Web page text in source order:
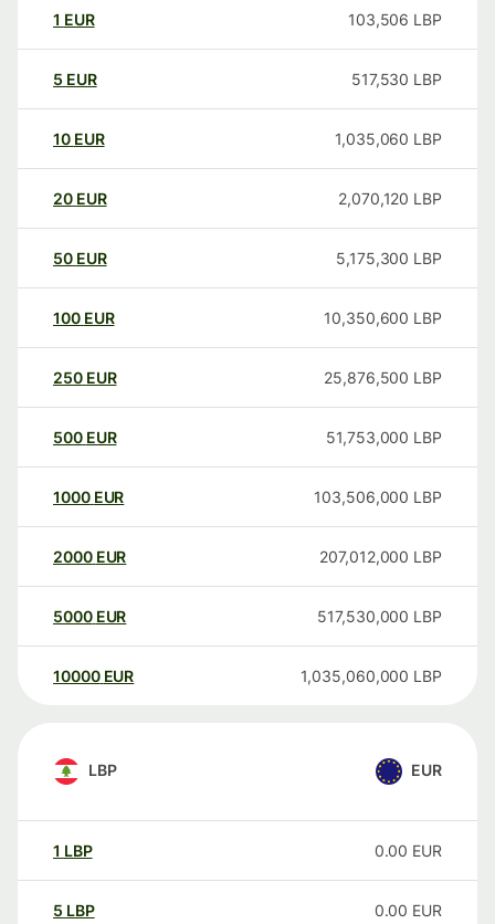
1 EUR 103,506 LBP
5 EUR 517,530 LBP
10 EUR 1,035,060 LBP
20 EUR 2,070,120 LBP
50 EUR 5,175,300 LBP
100 EUR 10,350,600 LBP
250 EUR 25,876,500 LBP
500 EUR 51,753,000 LBP
1000 EUR 103,506,000 LBP
2000 EUR 207,012,000 LBP
5000 EUR 517,530,000 LBP
10000 EUR 1,035,060,000 LBP
LBP EUR
1 LBP 0.00 EUR
5 LBP 0.00 EUR